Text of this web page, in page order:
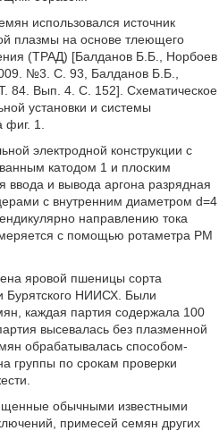
использовался источник
плазмы на основе тлеющего
(ТРАД) [Балданов Б.Б., Норбоев
№3. С. 93, Балданов Б.Б.,
84. Вып. 4. С. 152]. Схематическое
установки и системы
1.
электродной конструкции с
катодом 1 и плоским
ввода и вывода аргона разрядная
с внутренним диаметром d=4
направлению тока
с помощью ротаметра РМ
яровой пшеницы сорта
Бурятского НИИСХ. Были
каждая партия содержала 100
высевалась без плазменной
обрабатывалась способом-
группы по срокам проверки
обычными известными
примесей семян других